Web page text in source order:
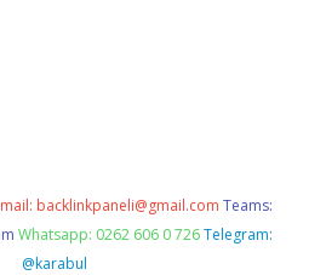
backlinkpaneli@gmail.com Teams:
Whatsapp: 0262 606 0 726 Telegram:
@karabul